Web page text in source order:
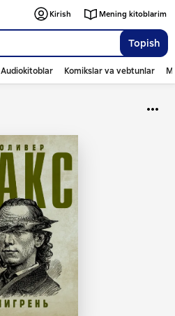
Topish
Kirish Mening kitoblarim
Audiokitoblar Komikslar va vebtunlar